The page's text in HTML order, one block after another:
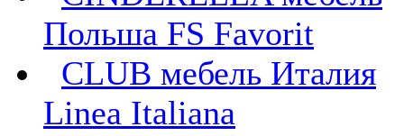
Польша FS Favorit
CLUB мебель Италия
Linea Italiana